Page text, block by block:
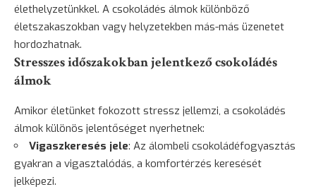
élethelyzetünkkel. A csokoládés álmok különböző
életszakaszokban vagy helyzetekben más-más üzenetet
hordozhatnak.
Stresszes időszakokban jelentkező csokoládés
álmok
Amikor életünket fokozott stressz jellemzi, a csokoládés
álmok különös jelentőséget nyerhetnek:
Vigaszkeresés jele: Az álombeli csokoládéfogyasztás
gyakran a vigasztalódás, a komfortérzés keresését
jelképezi.